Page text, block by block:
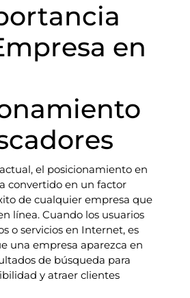
en
el posicionamiento en
convertido en un factor
de cualquier empresa que
línea. Cuando los usuarios
o servicios en Internet, es
una empresa aparezca en
de búsqueda para
y atraer clientes